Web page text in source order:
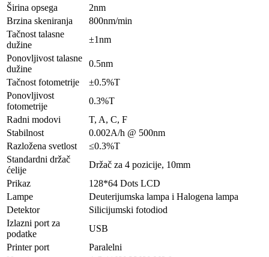
Širina opsega
2nm
Brzina skeniranja
800nm/min
Tačnost talasne
dužine
±1nm
Ponovljivost talasne
dužine
0.5nm
Tačnost fotometrije
±0.5%T
Ponovljivost
fotometrije
0.3%T
Radni modovi
T, A, C, F
Stabilnost
0.002A/h @ 500nm
Razložena svetlost
≤0.3%T
Standardni držač
ćelije
Držač za 4 pozicije, 10mm
Prikaz
128*64 Dots LCD
Lampe
Deuterijumska lampa i Halogena lampa
Detektor
Silicijumski fotodiod
Izlazni port za
podatke
USB
Printer port
Paralelni